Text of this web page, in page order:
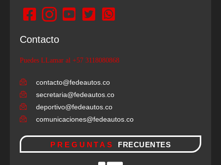
Contacto
Puedes LLamar al +57 3118080868
contacto@fedeautos.co
secretaria@fedeautos.co
deportivo@fedeautos.co
comunicaciones@fedeautos.co
PREGUNTAS FRECUENTES